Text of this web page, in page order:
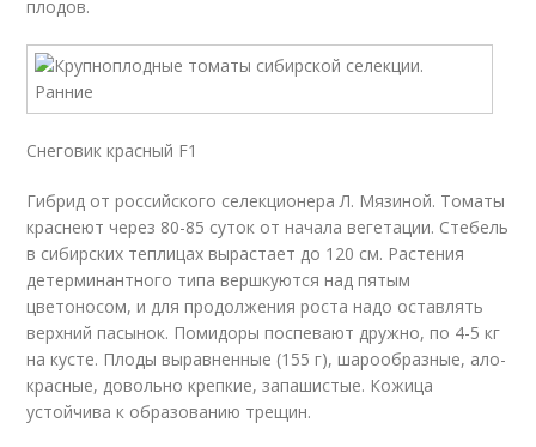
плодов.
Снеговик красный F1
Гибрид от российского селекционера Л. Мязиной. Томаты
краснеют через 80-85 суток от начала вегетации. Стебель
в сибирских теплицах вырастает до 120 см. Растения
детерминантного типа вершкуются над пятым
цветоносом, и для продолжения роста надо оставлять
верхний пасынок. Помидоры поспевают дружно, по 4-5 кг
на кусте. Плоды выравненные (155 г), шарообразные, ало-
красные, довольно крепкие, запашистые. Кожица
устойчива к образованию трещин.